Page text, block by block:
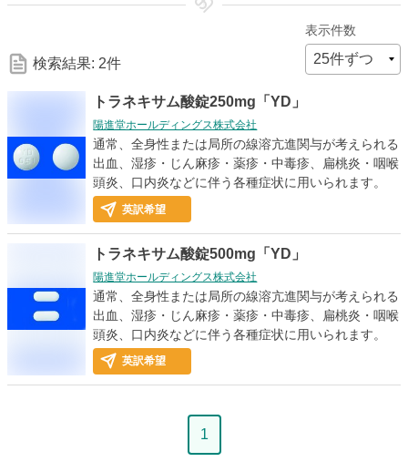
な
索
件
検索結果: 2件
表示件数
トラネキサム酸錠250mg「YD」
陽進堂ホールディングス株式会社
通常、全身性または局所の線溶亢進関与が考えられる
出血、湿疹・じん麻疹・薬疹・中毒疹、扁桃炎・咽喉
頭炎、口内炎などに伴う各種症状に用いられます。
英訳希望
トラネキサム酸錠500mg「YD」
陽進堂ホールディングス株式会社
通常、全身性または局所の線溶亢進関与が考えられる
出血、湿疹・じん麻疹・薬疹・中毒疹、扁桃炎・咽喉
頭炎、口内炎などに伴う各種症状に用いられます。
英訳希望
ペ
1